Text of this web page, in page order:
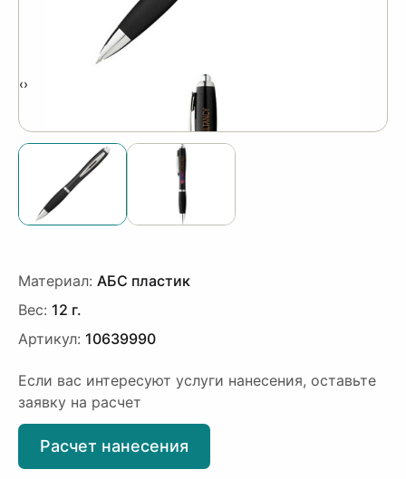
‹›
Материал: АБС пластик
Вес: 12 г.
Артикул: 10639990
Если вас интересуют услуги нанесения, оставьте
заявку на расчет
Расчет нанесения